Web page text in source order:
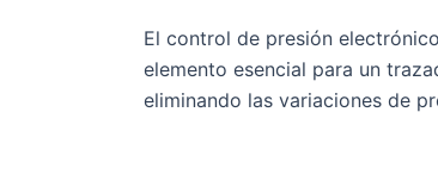
El control de presión
elemento esencial para un
eliminando las variaciones de